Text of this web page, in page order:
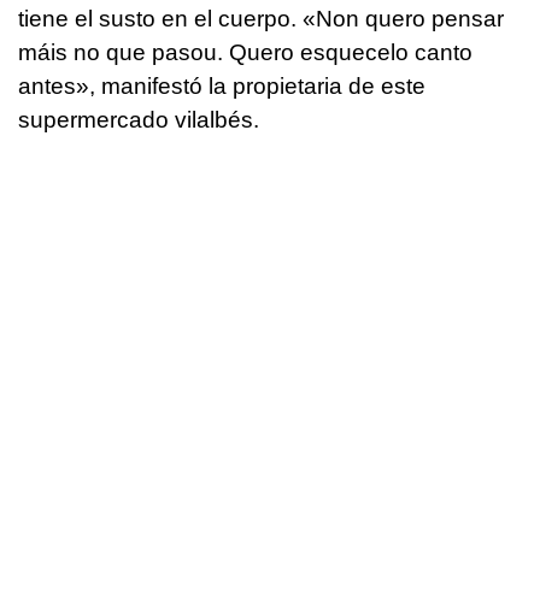
tiene el susto en el cuerpo. «Non quero pensar
máis no que pasou. Quero esquecelo canto
antes», manifestó la propietaria de este
supermercado vilalbés.